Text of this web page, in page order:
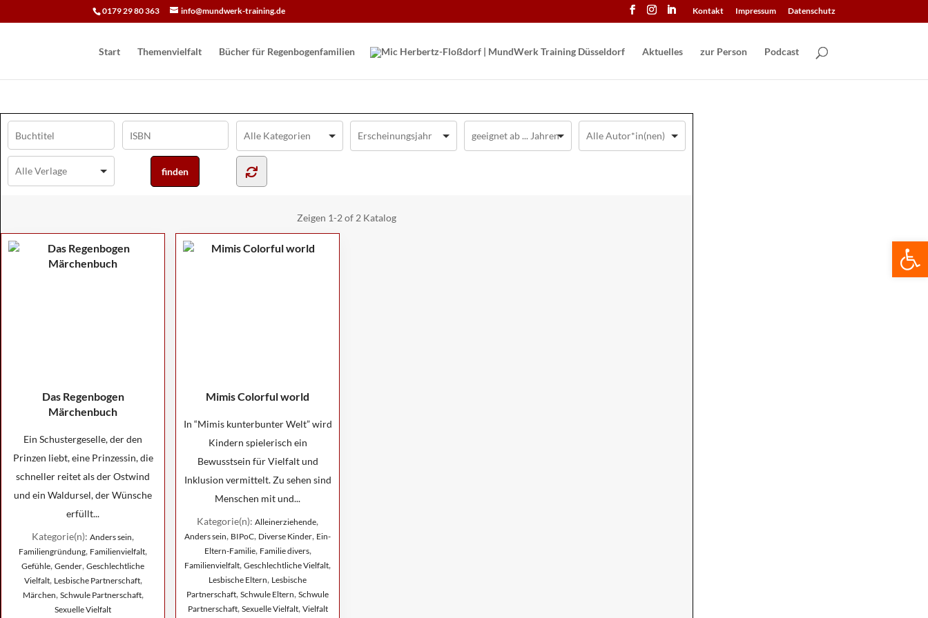
0179 29 80 363 info@mundwerk-training.de Kontakt Impressum Datenschutz
Start Themenvielfalt Bücher für Regen­bogen­familien Aktuelles zur Person Podcast
Zeigen 1-2 of 2 Katalog
Das Regenbogen
Märchenbuch
Ein Schustergeselle, der den
Prinzen liebt, eine Prinzessin, die
schneller reitet als der Ostwind
und ein Waldursel, der Wünsche
erfüllt...
Kategorie(n): Anders sein,
Familiengründung, Familienvielfalt,
Gefühle, Gender, Geschlechtliche
Vielfalt, Lesbische Partnerschaft,
Märchen, Schwule Partnerschaft,
Sexuelle Vielfalt
Mimis Colorful world
In “Mimis kunterbunter Welt” wird
Kindern spielerisch ein
Bewusstsein für Vielfalt und
Inklusion vermittelt. Zu sehen sind
Menschen mit und...
Kategorie(n): Alleinerziehende,
Anders sein, BIPoC, Diverse Kinder, Ein-
Eltern-Familie, Familie divers,
Familienvielfalt, Geschlechtliche Vielfalt,
Lesbische Eltern, Lesbische
Partnerschaft, Schwule Eltern, Schwule
Partnerschaft, Sexuelle Vielfalt, Vielfalt